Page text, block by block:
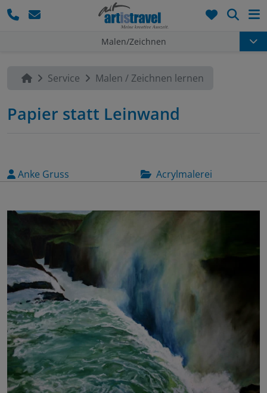
Malen/Zeichnen
Service Malen / Zeichnen lernen
Papier statt Leinwand
Anke Gruss Acrylmalerei